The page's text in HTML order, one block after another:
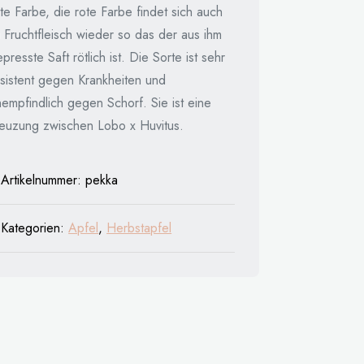
Farbe, die rote Farbe findet sich auch
Fruchtfleisch wieder so das der aus ihm
Saft rötlich ist. Die Sorte ist sehr
gegen Krankheiten und
gegen Schorf. Sie ist eine
zwischen Lobo x Huvitus.
Artikelnummer:pekka
Kategorien:Apfel, Herbstapfel